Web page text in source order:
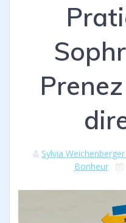
Sylvia
Bonheur